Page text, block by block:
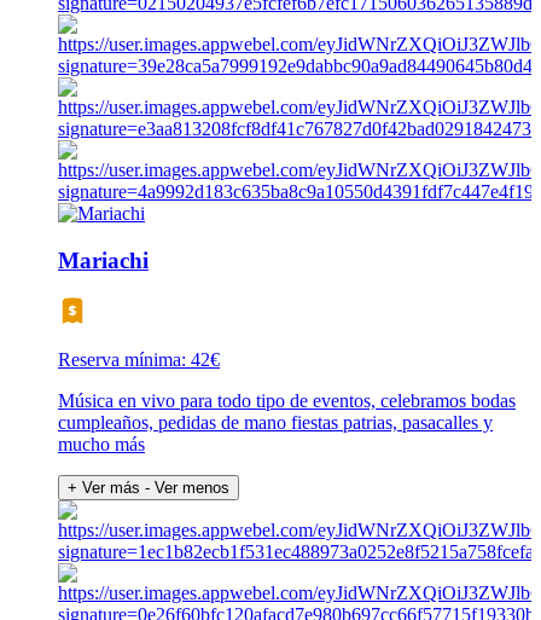
Mariachi
Reserva mínima: 42€
Música en vivo para todo tipo de eventos, celebramos bodas
cumpleaños, pedidas de mano fiestas patrias, pasacalles y
mucho más
+ Ver más - Ver menos